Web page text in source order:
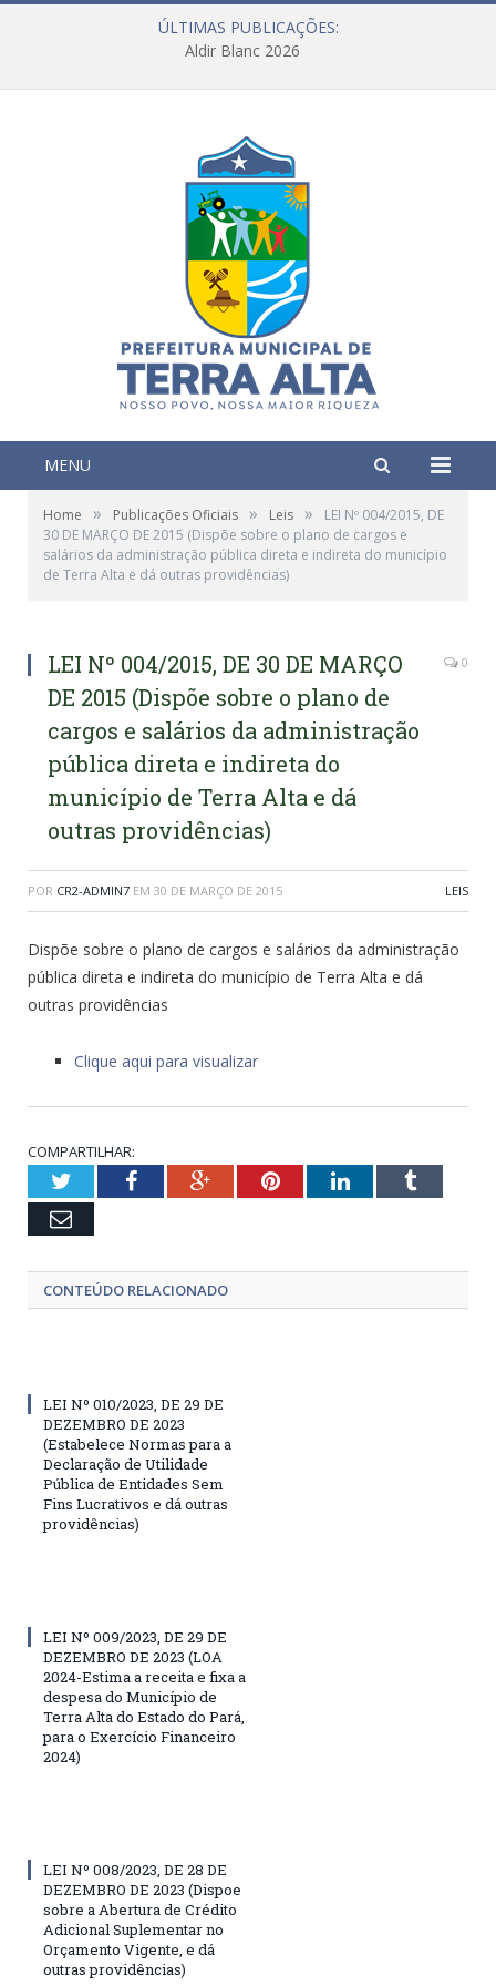
ÚLTIMAS PUBLICAÇÕES:
Aldir Blanc 2026
MENU
Home » Publicações Oficiais » Leis »
LEI Nº 004/2015, DE
30 DE MARÇO DE 2015 (Dispõe sobre o plano de cargos e
salários da administração pública direta e indireta do município
de Terra Alta e dá outras providências)
LEI Nº 004/2015, DE 30 DE MARÇO
DE 2015 (Dispõe sobre o plano de
cargos e salários da administração
pública direta e indireta do
município de Terra Alta e dá
outras providências)
0
POR CR2-ADMIN7 EM 30 DE MARÇO DE 2015 LEIS
Dispõe sobre o plano de cargos e salários da administração
pública direta e indireta do município de Terra Alta e dá
outras providências
Clique aqui para visualizar
COMPARTILHAR:
TwitterFacebookGoogle+PinterestLinkedInTumblr
Email
CONTEÚDO RELACIONADO
LEI Nº 010/2023, DE 29 DE
DEZEMBRO DE 2023
(Estabelece Normas para a
Declaração de Utilidade
Pública de Entidades Sem
Fins Lucrativos e dá outras
providências)
LEI Nº 009/2023, DE 29 DE
DEZEMBRO DE 2023 (LOA
2024-Estima a receita e fixa a
despesa do Município de
Terra Alta do Estado do Pará,
para o Exercício Financeiro
2024)
LEI Nº 008/2023, DE 28 DE
DEZEMBRO DE 2023 (Dispoe
sobre a Abertura de Crédito
Adicional Suplementar no
Orçamento Vigente, e dá
outras providências)